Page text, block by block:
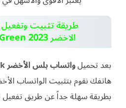
طريقة تثبيت
الاخضر2023
بعدتحميلواتساب بلس الأخضر apk
هاتفك نقوم بتثبيت الواتساب
بطريقةسهلة جداً عن طريق